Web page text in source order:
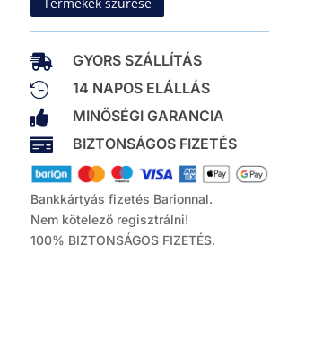

GYORS SZÁLLÍTÁS

14 NAPOS ELÁLLÁS
 MINŐSÉGI GARANCIA
 BIZTONSÁGOS FIZETÉS
Bankkártyás fizetés Barionnal.
Nem kötelező regisztrálni!
100% BIZTONSÁGOS FIZETÉS.